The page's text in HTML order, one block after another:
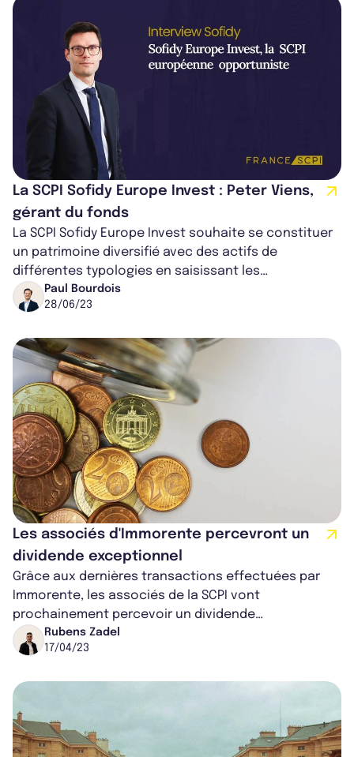
La SCPI Sofidy Europe Invest : Peter Viens,
gérant du fonds
La SCPI Sofidy Europe Invest souhaite se constituer
un patrimoine diversifié avec des actifs de
différentes typologies en saisissant les
opportunités du marché. En effet, la SCPI a...
Paul Bourdois
28/06/23
Les associés d'Immorente percevront un
dividende exceptionnel
Grâce aux dernières transactions effectuées par
Immorente, les associés de la SCPI vont
prochainement percevoir un dividende
supplémentaire exceptionnel de 1,17€ par part. Cette
pr...
Rubens Zadel
17/04/23